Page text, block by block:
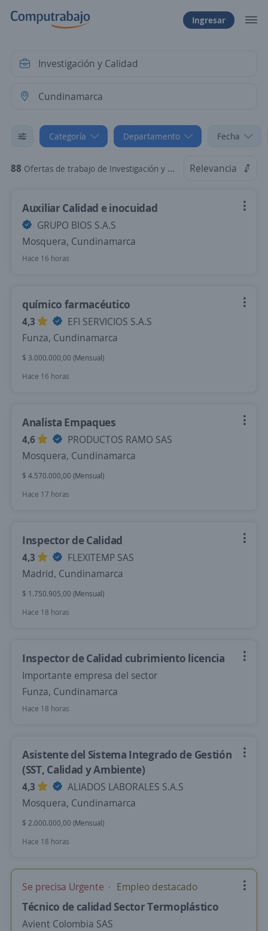
Ingresar
Categoría Departamento Fecha
88 Ofertas de trabajo de Investigación y Calidad en Cundinamarca Relevancia
Auxiliar Calidad e inocuidad
GRUPO BIOS S.A.S
Mosquera, Cundinamarca
Hace 16 horas
químico farmacéutico
4,3
EFI SERVICIOS S.A.S
Funza, Cundinamarca
$ 3.000.000,00 (Mensual)
Hace 16 horas
Analista Empaques
4,6
PRODUCTOS RAMO SAS
Mosquera, Cundinamarca
$ 4.570.000,00 (Mensual)
Hace 17 horas
Inspector de Calidad
4,3
FLEXITEMP SAS
Madrid, Cundinamarca
$ 1.750.905,00 (Mensual)
Hace 18 horas
Inspector de Calidad cubrimiento licencia
Importante empresa del sector
Funza, Cundinamarca
Hace 18 horas
Asistente del Sistema Integrado de Gestión
(SST, Calidad y Ambiente)
4,3
ALIADOS LABORALES S.A.S
Mosquera, Cundinamarca
$ 2.000.000,00 (Mensual)
Hace 18 horas
Se precisa Urgente Empleo destacado
Técnico de calidad Sector Termoplástico
Avient Colombia SAS